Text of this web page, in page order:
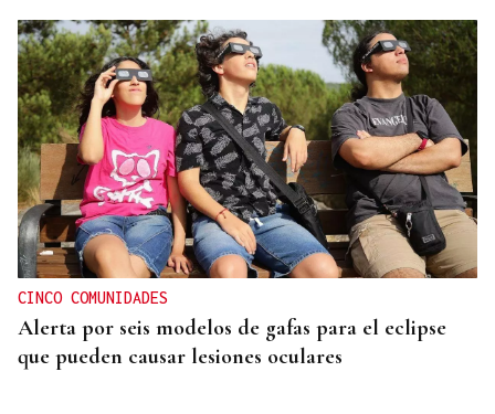
CINCO COMUNIDADES
Alerta por seis modelos de gafas para el eclipse
que pueden causar lesiones oculares